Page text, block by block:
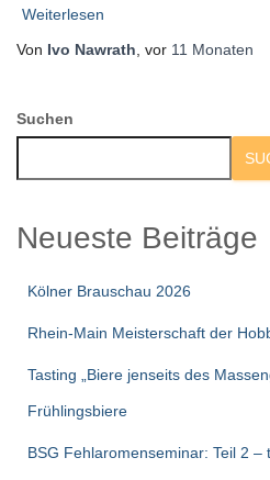
Weiterlesen
Von Ivo Nawrath , vor 11 Monaten
Suchen
Neueste Beiträge
Kölner Brauschau 2026
Rhein-Main Meisterschaft der
Tasting „Biere jenseits des
Frühlingsbiere
BSG Fehlaromenseminar: Teil 2 –